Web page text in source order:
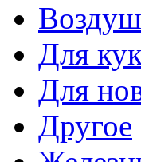
Для
Для
Другое